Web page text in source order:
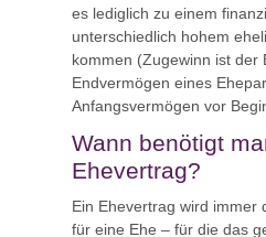
es lediglich zu einem
unterschiedlich hohem
kommen (Zugewinn ist der
Endvermögen eines
Anfangsvermögen vor
Wann benötigt
Ehevertrag?
Ein Ehevertrag wird immer
für eine Ehe – für die das